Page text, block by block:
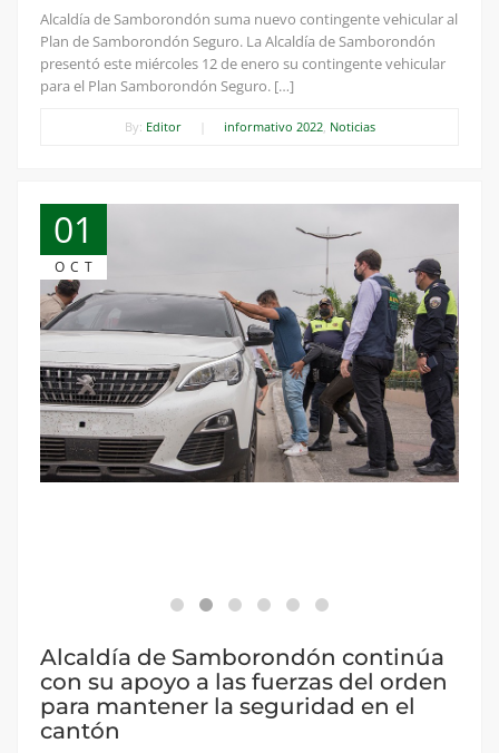
Alcaldía de Samborondón suma nuevo contingente vehicular al
Plan de Samborondón Seguro. La Alcaldía de Samborondón
presentó este miércoles 12 de enero su contingente vehicular
para el Plan Samborondón Seguro. […]
By: Editor informativo 2022, Noticias
01
OCT
Alcaldía de Samborondón continúa
con su apoyo a las fuerzas del orden
para mantener la seguridad en el
cantón